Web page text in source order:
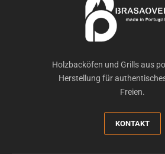
Holzbacköfen und Grills aus
Herstellung für
Freien.
KONTAKT